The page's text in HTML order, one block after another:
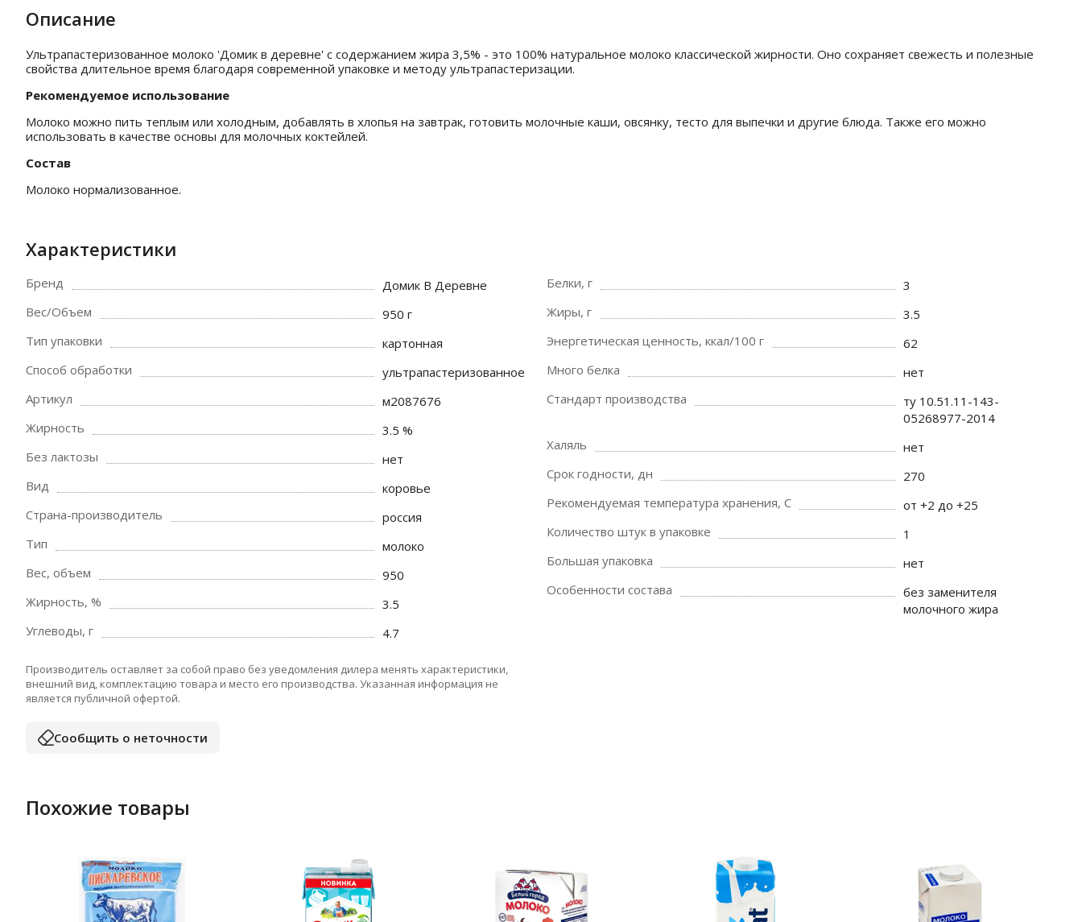
Описание
Ультрапастеризованное молоко 'Домик в деревне' с содержанием жира 3,5% - это 100% натуральное молоко классической жирности. Оно сохраняет свежесть и полезные
свойства длительное время благодаря современной упаковке и методу ультрапастеризации.
Рекомендуемое использование
Молоко можно пить теплым или холодным, добавлять в хлопья на завтрак, готовить молочные каши, овсянку, тесто для выпечки и другие блюда. Также его можно
использовать в качестве основы для молочных коктейлей.
Состав
Молоко нормализованное.
Характеристики
Бренд
Домик В Деревне
Вес/Объем
950 г
Тип упаковки
картонная
Способ обработки
ультрапастеризованное
Артикул
м2087676
Жирность
3.5 %
Без лактозы
нет
Вид
коровье
Страна-производитель
россия
Тип
молоко
Вес, объем
950
Жирность, %
3.5
Углеводы, г
4.7
Белки, г
3
Жиры, г
3.5
Энергетическая ценность, ккал/100 г
62
Много белка
нет
Стандарт производства
ту 10.51.11-143-
05268977-2014
Халяль
нет
Срок годности, дн
270
Рекомендуемая температура хранения, C
от +2 до +25
Количество штук в упаковке
1
Большая упаковка
нет
Особенности состава
без заменителя
молочного жира
Производитель оставляет за собой право без уведомления дилера менять характеристики,
внешний вид, комплектацию товара и место его производства. Указанная информация не
является публичной офертой.
Сообщить о неточности
Похожие товары